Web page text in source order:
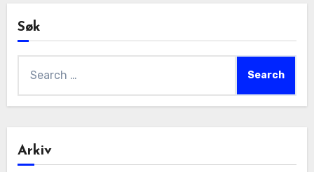
Søk
Arkiv